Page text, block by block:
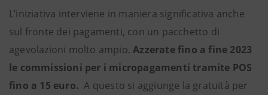
L’iniziativa interviene in maniera significativa anche
sul fronte dei pagamenti, con un pacchetto di
agevolazioni molto ampio.Azzerate fino a fine 2023
le commissioni per i micropagamenti tramite POS
fino a 15 euro.A questo si aggiunge la gratuità per